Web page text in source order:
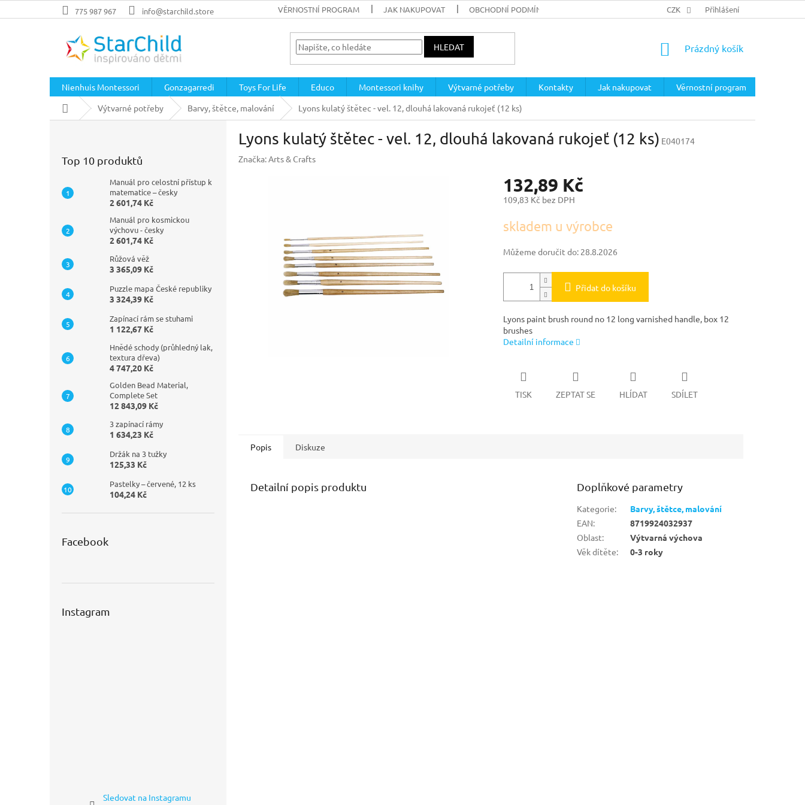
na
775 987 967 info@starchild.store VĚRNOSTNÍ PROGRAM JAK NAKUPOVAT OBCHODNÍ PODMÍNKY PODMÍNKY OCHRANY OSOBNÍCH ÚDAJŮ
CZK Přihlášení
HLEDAT
NÁKUPNÍ
Prázdný košík
Nienhuis Montessori Gonzagarredi Toys For Life Educo Montessori knihy Výtvarné potřeby Kontakty Jak nakupovat
Věrnostní program
Domů Výtvarné potřeby Barvy, štětce, malování Lyons kulatý štětec - vel. 12, dlouhá lakovaná rukojeť (12 ks)
Top 10 produktů
Manuál pro celostní přístup k
matematice – česky
2 601,74 Kč
Manuál pro kosmickou
výchovu - česky
2 601,74 Kč
Růžová věž
3 365,09 Kč
Puzzle mapa České republiky
3 324,39 Kč
Zapínací rám se stuhami
1 122,67 Kč
Hnědé schody (průhledný lak,
textura dřeva)
4 747,20 Kč
Golden Bead Material,
Complete Set
12 843,09 Kč
3 zapínací rámy
1 634,23 Kč
Držák na 3 tužky
125,33 Kč
Pastelky – červené, 12 ks
104,24 Kč
Facebook
Instagram
Sledovat na Instagramu
Lyons kulatý štětec - vel. 12, dlouhá lakovaná rukojeť (12 ks) E040174
Značka:Arts & Crafts
132,89 Kč
109,83 Kč bez DPH
cena:
skladem u výrobce
Můžeme doručit do: 28.8.2026
Přidat do košíku
Lyons paint brush round no 12 long varnished handle, box 12
brushes
Detailní informace
TISK ZEPTAT SE HLÍDAT SDÍLET
Popis Diskuze
Detailní popis produktu Doplňkové parametry
Kategorie:
Barvy, štětce, malování
EAN:
8719924032937
Oblast:
Výtvarná výchova
Věk dítěte: 0-3 roky